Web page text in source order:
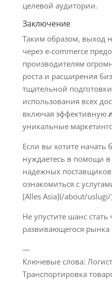
целевой аудитории.
Заключение
Таким образом, выход
через e-commerce
производителям
роста и расширения
тщательной
использования всех
включая эффективную
уникальные
Если вы хотите начать
нуждаетесь в помощи в
надежных
ознакомиться с
[Alles Asia](/about/uslugi/
Не упустите шанс
развивающегося рынка
—
Ключевые слова:
Транспортировка